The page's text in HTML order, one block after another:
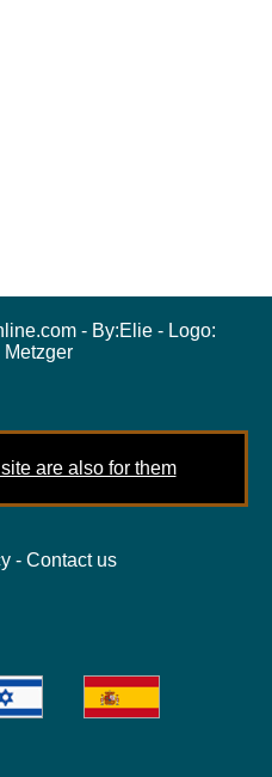
- By:Elie- Logo:
Metzger
are also for them
- Contact us